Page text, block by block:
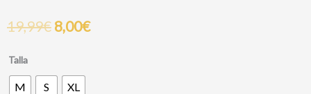
19,99€ 8,00€
Talla
M S XL
PANTALON
LOLA